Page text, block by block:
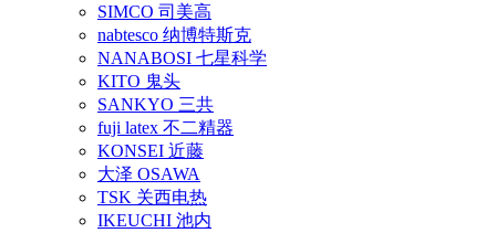
SIMCO 司美高
nabtesco 纳博特斯克
NANABOSI 七星科学
KITO 鬼头
SANKYO 三共
fuji latex 不二精器
KONSEI 近藤
大泽 OSAWA
TSK 关西电热
IKEUCHI 池内